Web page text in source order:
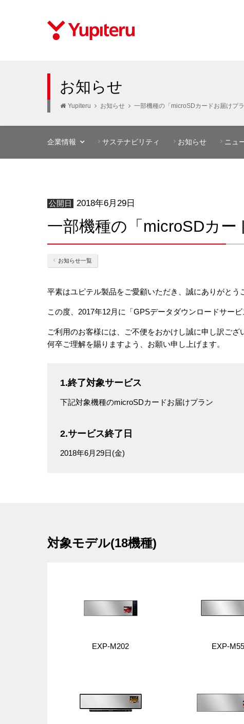
お知らせ
Yupiteru お知らせ 一部機種の「microSDカードお届けプ
企業情報 サステナビリティ お知らせ ニュ
公開日 2018年6月29日
一部機種の「microSDカ
お知らせ一覧
平素はユピテル製品をご愛顧いただき、誠にありがとう
この度、2017年12月に「GPSデータダウンロードサー
ご利用のお客様には、ご不便をおかけし誠に申し訳ござ
何卒ご理解を賜りますよう、お願い申し上げます。
1.終了対象サービス
下記対象機種のmicroSDカードお届けプラン
2.サービス終了日
2018年6月29日(金)
対象モデル(18機種)
EXP-M202 EXP-M55